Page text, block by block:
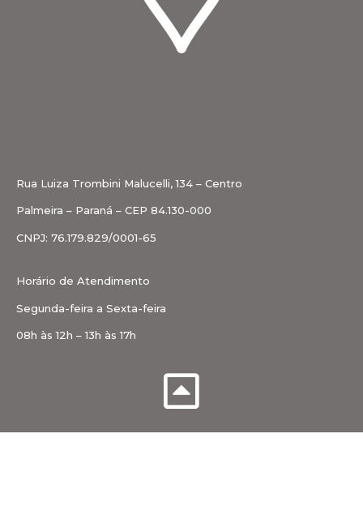
Rua Luiza Trombini Malucelli, 134 – Centro
Palmeira – Paraná – CEP 84.130-000
CNPJ: 76.179.829/0001-65
Horário de Atendimento
Segunda-feira a Sexta-feira
08h às 12h – 13h às 17h